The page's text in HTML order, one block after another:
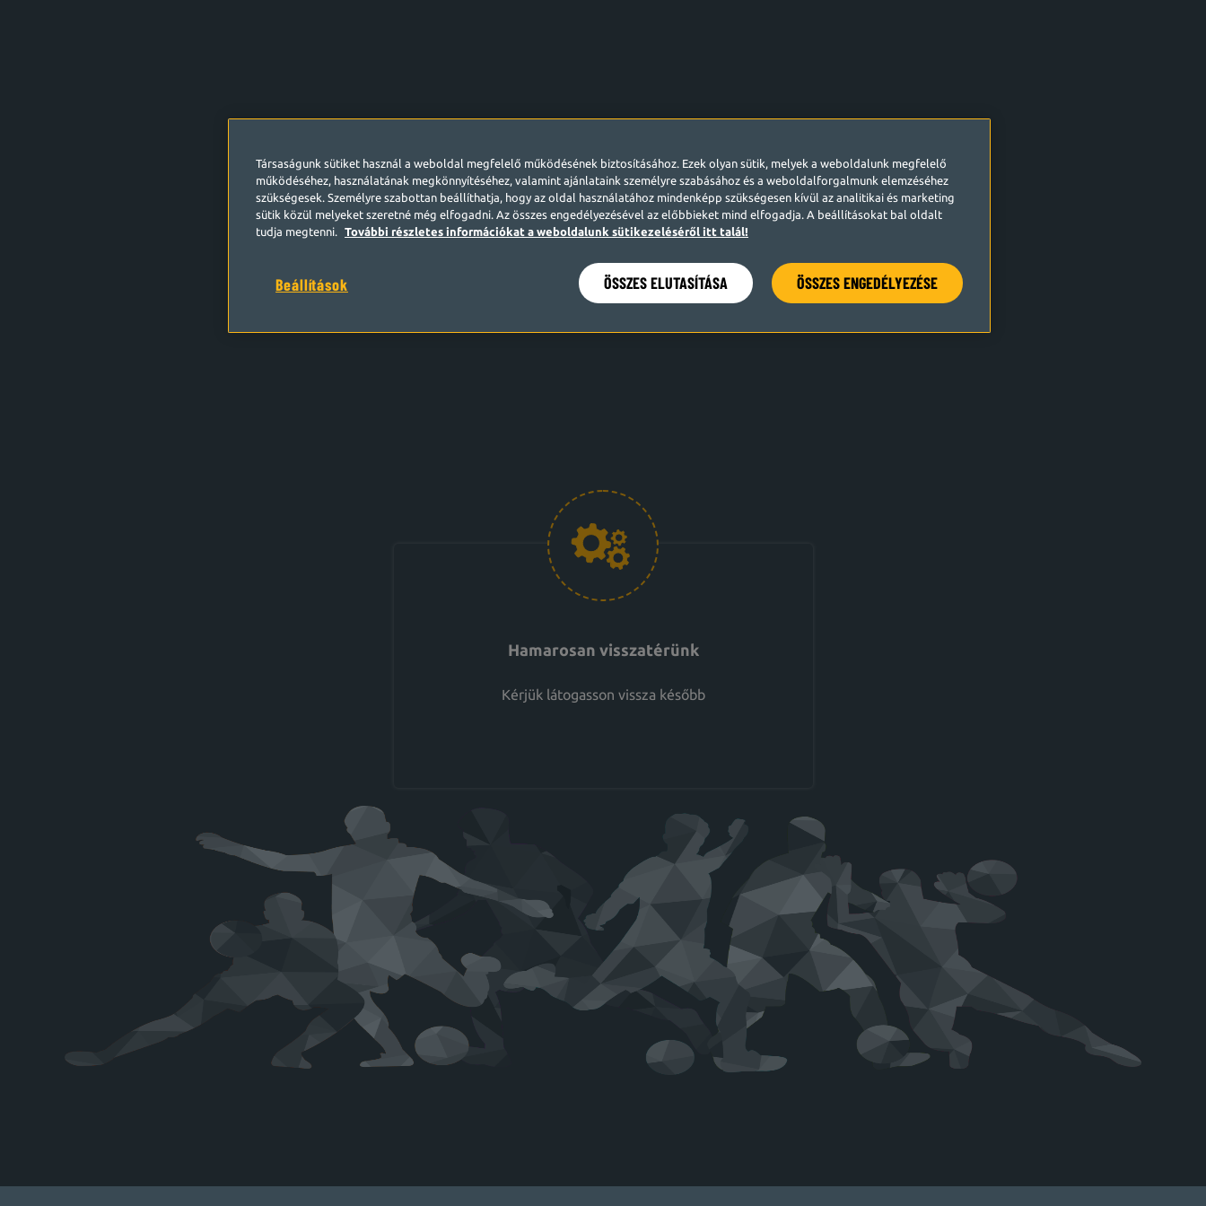
Hamarosan visszatérünk
Kérjük látogasson vissza később
Társaságunk sütiket használ a weboldal megfelelő működésének biztosításához. Ezek olyan sütik, melyek a weboldalunk megfelelő
működéséhez, használatának megkönnyítéséhez, valamint ajánlataink személyre szabásához és a weboldalforgalmunk elemzéséhez
szükségesek. Személyre szabottan beállíthatja, hogy az oldal használatához mindenképp szükségesen kívül az analitikai és marketing
sütik közül melyeket szeretné még elfogadni. Az összes engedélyezésével az előbbieket mind elfogadja. A beállításokat bal oldalt
tudja megtenni.
További részletes információkat a weboldalunk sütikezeléséről itt talál!
Beállítások ÖSSZES ELUTASÍTÁSA ÖSSZES ENGEDÉLYEZÉSE